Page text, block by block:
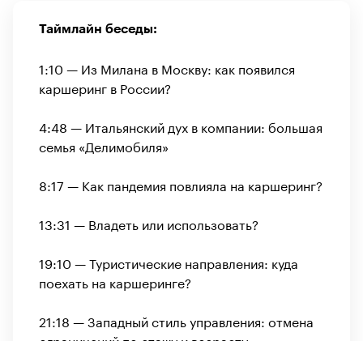
Таймлайн беседы:
1:10 — Из Милана в Москву: как появился
каршеринг в России?
4:48 — Итальянский дух в компании: большая
семья «Делимобиля»
8:17 — Как пандемия повлияла на каршеринг?
13:31 — Владеть или использовать?
19:10 — Туристические направления: куда
поехать на каршеринге?
21:18 — Западный стиль управления: отмена